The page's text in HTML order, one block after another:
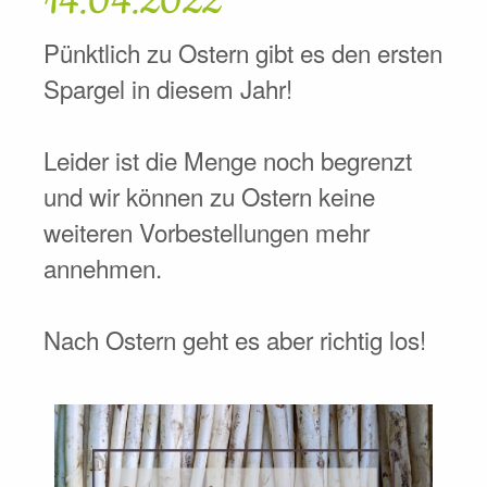
Pünktlich zu Ostern gibt es den ersten
Spargel in diesem Jahr!
Leider ist die Menge noch begrenzt
und wir können zu Ostern keine
weiteren Vorbestellungen mehr
annehmen.
Nach Ostern geht es aber richtig los!